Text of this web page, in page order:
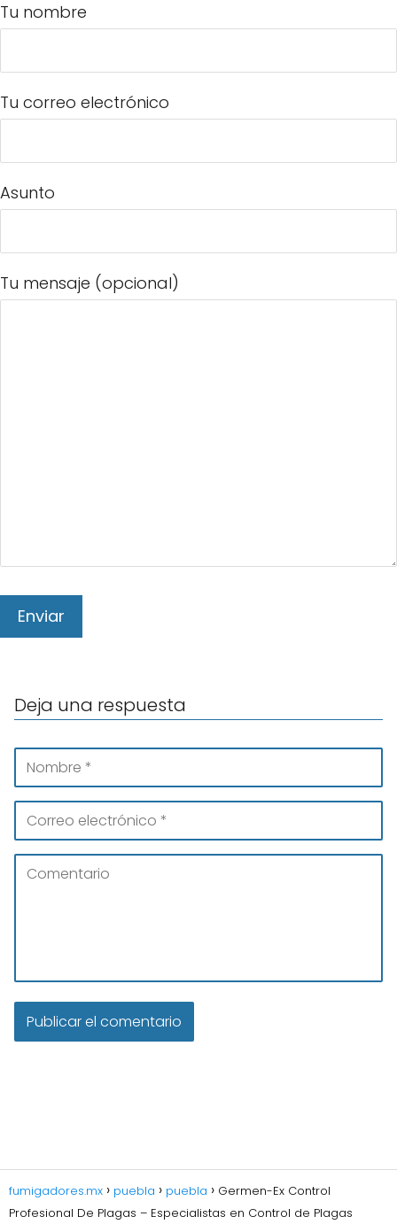
Tu nombre
Tu correo electrónico
Asunto
Tu mensaje (opcional)
Deja una respuesta
fumigadores.mx puebla puebla
Germen-Ex Control
Profesional De Plagas – Especialistas en Control de Plagas